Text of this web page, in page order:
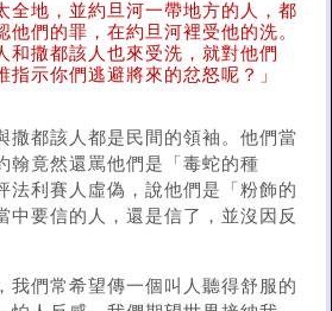
全地，並約旦河一帶地方的人，都
他們的罪，在約旦河裡受他的洗。
和撒都該人也來受洗，就對他們
指示你們逃避將來的忿怒呢？」
撒都該人都是民間的領袖。他們當
翰竟然還罵他們是「毒蛇的種
法利賽人虛偽，說他們是「粉飾的
中要信的人，還是信了，並沒因反
我們常希望傳一個叫人聽得舒服的